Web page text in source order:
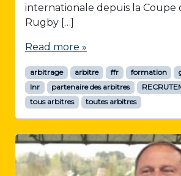
internationale depuis la Coupe
Rugby […]
Read more »
arbitrage arbitre ffr formation
lnr
partenaire des arbitres
tous arbitres
toutes arbitres